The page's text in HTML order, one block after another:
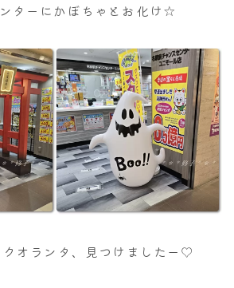
ターにかぼちゃとお化け☆
オランタ、見つけましたー♡